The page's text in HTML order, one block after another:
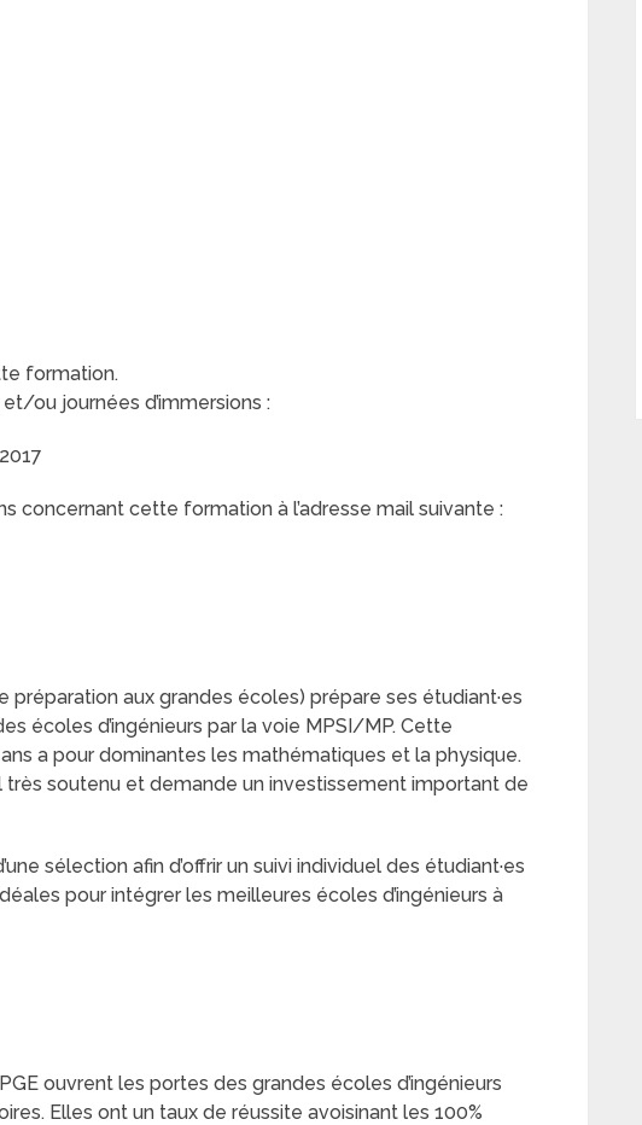
formation.
ou journées d’immersions :
concernant cette formation à l’adresse mail suivante :
préparation aux grandes écoles) prépare ses étudiant·es
écoles d’ingénieurs par la voie MPSI/MP. Cette
a pour dominantes les mathématiques et la physique.
soutenu et demande un investissement important de
sélection afin d’offrir un suivi individuel des étudiant·es
pour intégrer les meilleures écoles d’ingénieurs à
ouvrent les portes des grandes écoles d’ingénieurs
Elles ont un taux de réussite avoisinant les 100%